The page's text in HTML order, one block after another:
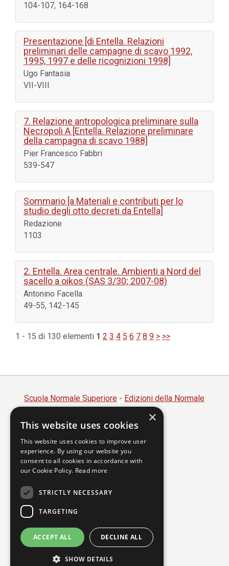
104-107, 164-168
Presentazione [di Entella. Relazioni
preliminari delle campagne di scavo 1992,
1995, 1997 e delle ricognizioni 1998]
Ugo Fantasia
VII-VIII
7. Relazione antropologica preliminare sulla
Necropoli A [Entella. Relazione preliminare
della campagna di scavo 1988]
Pier Francesco Fabbri
539-547
Sommario [a Materiali e contributi per lo
studio degli otto decreti da Entella]
Redazione
1103
2. Entella. Area centrale. Ambienti a Nord del
sacello a oikos (SAS 3/30; 2007-08)
Antonino Facella
49-55, 142-145
1 - 15 di 130 elementi 1 2 3 4 5 6 7 8 9 > >>
Scuola Normale Superiore - Edizioni della Normale
Piazza dei Cavalieri, 7 - 56126 Pisa
Codice fiscale 80005050507
Partita IVA 00420000507
segreteria.annali@sns.it
Accessibilità
Privacy
×
This website uses cookies
This website uses cookies to improve user
experience. By using our website you
consent to all cookies in accordance with
our Cookie Policy. Read more
STRICTLY NECESSARY
TARGETING
ACCEPT ALL DECLINE ALL
SHOW DETAILS